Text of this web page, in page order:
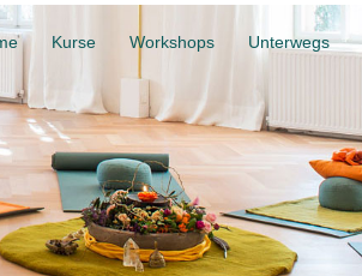
Kurse Workshops Unterwegs